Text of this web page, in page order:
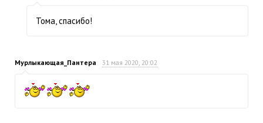
Тома, спасибо!
Мурлыкающая_Пантера 31 мая 2020, 20:02